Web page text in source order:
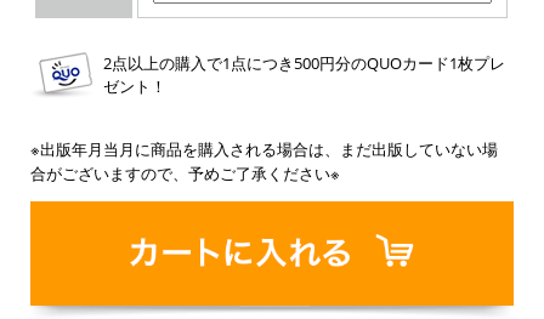
2点以上の購入で1点につき500円分のQUOカード1枚プレ
ゼント！
※出版年月当月に商品を購入される場合は、まだ出版していない場
合がございますので、予めご了承ください※